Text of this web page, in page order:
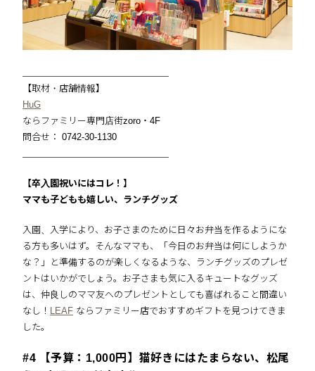
【取材・店舗情報】
HuG
ならファミリー専門店街zoro・4F
問合せ： 0742-30-1130
【卒入園祝いにはコレ！】
ママも子どもも嬉しい、ランチグッズ
入園、入学により、お子さまのために日々お弁当を作るようにな
る方も多いはず。そんなママも、「今日のお弁当は何にしようか
な？」と準備するのが楽しくなるような、ランチグッズのプレゼ
ントはいかがでしょう。お子さまも気に入るキュートなグッズ
は、仲良しのママ友へのプレゼントとしても喜ばれること間違い
なし！ LEAF ならファミリー店でおすすめギフトを見つけてきま
した。
#4 【予算：1,000円】猫好きにはたまらない、松尾